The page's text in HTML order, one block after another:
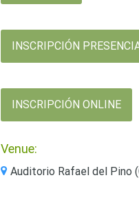
INSCRIPCIÓN
INSCRIPCIÓN ONLINE
Venue:
Auditorio Rafael del Pino